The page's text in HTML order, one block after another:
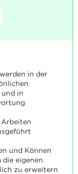
in der
in
Arbeiten
und Können
die eigenen
zu erweitern